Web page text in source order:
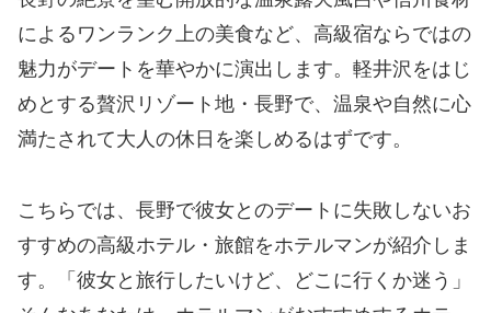
によるワンランク上の美食など、高級宿ならではの
魅力がデートを華やかに演出します。軽井沢をはじ
めとする贅沢リゾート地・長野で、温泉や自然に心
満たされて大人の休日を楽しめるはずです。
こちらでは、長野で彼女とのデートに失敗しないお
すすめの高級ホテル・旅館をホテルマンが紹介しま
す。「彼女と旅行したいけど、どこに行くか迷う」